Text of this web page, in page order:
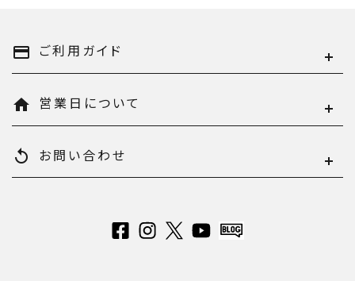
payment ご利用ガイド
home 営業日について
replay お問い合わせ